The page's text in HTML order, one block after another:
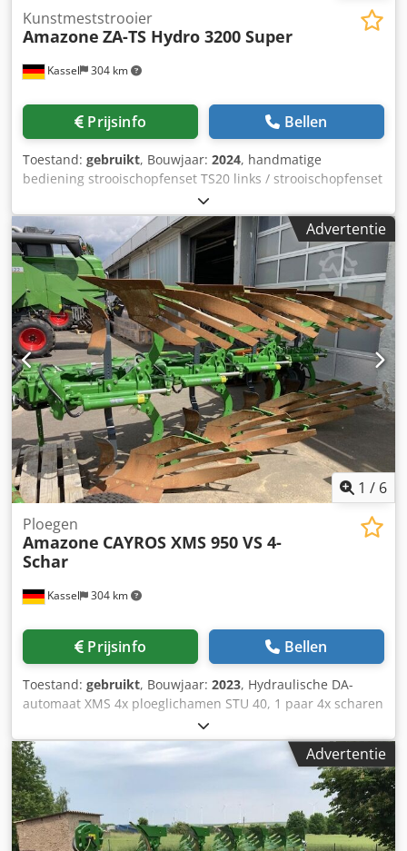
Kassel 304 km
Kunstmeststrooier
Amazone ZA-TS Hydro 3200 Super
Prijsinfo Bellen
Toestand: gebruikt, Bouwjaar: 2024, handmatige
bediening strooischopfenset TS20 links / strooischopfenset
TS20 rechts, hydraulische aandrijving links met AutoTS en
FlowControl ProfiSPro, hydraulische aandrijving rechts met
AutoTS en FlowControl ProfiSPro, hoofdschijf links met
AutoTS / hoofdschijf rechts Chodpotrdzwsfx Afwea
Advertentie
1 / 6
Kassel 304 km
Ploegen
Amazone CAYROS XMS 950 VS 4-
Schar
Prijsinfo Bellen
Toestand: gebruikt, Bouwjaar: 2023, Hydraulische DA-
automaat XMS 4x ploeglichamen STU 40, 1 paar 4x scharen
430 HD, 1 paar aanlagbeschermers, 1 paar 4x voorscharen
M0 RH65-85 schijfkouters DM 500 voor hydraulische zware
steenbeveiliging, pendelend steunwiel DM680.
Chedpfxetvf Rws Afwea
Advertentie